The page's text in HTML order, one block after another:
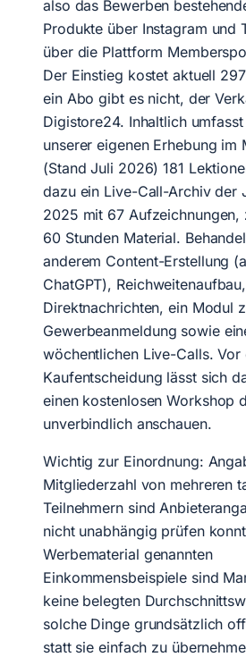
also das Bewerben
Produkte über Instagram und
über die Plattform
Der Einstieg kostet aktuell
ein Abo gibt es nicht, der
Digistore24. Inhaltlich
unserer eigenen Erhebung im
(Stand Juli 2026) 181
dazu ein Live-Call-Archiv der
2025 mit 67 Aufzeichnungen,
60 Stunden Material.
anderem Content-Erstellung
ChatGPT),
Direktnachrichten, ein Modul
Gewerbeanmeldung sowie
wöchentlichen Live-Calls. Vor
Kaufentscheidung lässt sich
einen kostenlosen Workshop
unverbindlich anschauen.
Wichtig zur Einordnung:
Mitgliederzahl von mehreren
Teilnehmern sind
nicht unabhängig prüfen
Werbematerial genannten
Einkommensbeispiele sind
keine belegten
solche Dinge grundsätzlich
statt sie einfach zu